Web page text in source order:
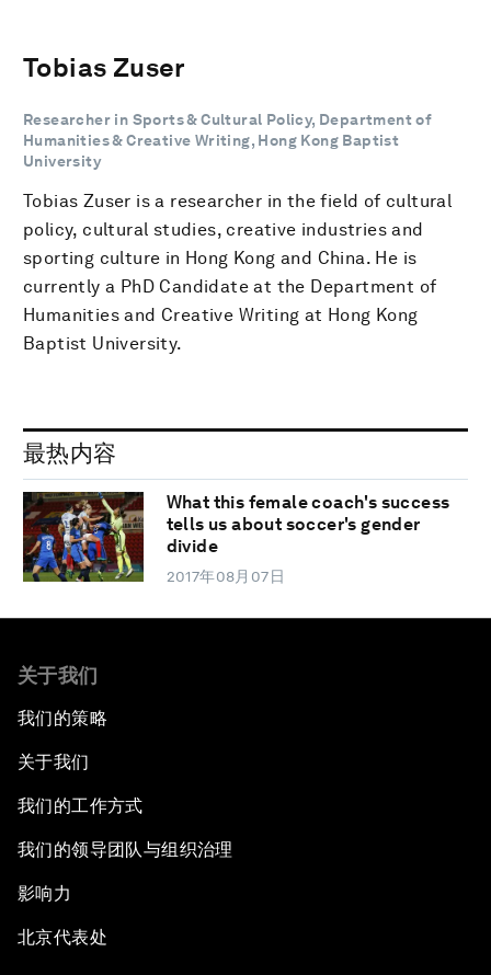
Tobias Zuser
Researcher in Sports & Cultural Policy, Department of
Humanities & Creative Writing, Hong Kong Baptist
University
Tobias Zuser is a researcher in the field of cultural
policy, cultural studies, creative industries and
sporting culture in Hong Kong and China. He is
currently a PhD Candidate at the Department of
Humanities and Creative Writing at Hong Kong
Baptist University.
最热内容
What this female coach's success
tells us about soccer's gender
divide
2017年08月07日
关于我们
我们的策略
关于我们
我们的工作方式
我们的领导团队与组织治理
影响力
北京代表处